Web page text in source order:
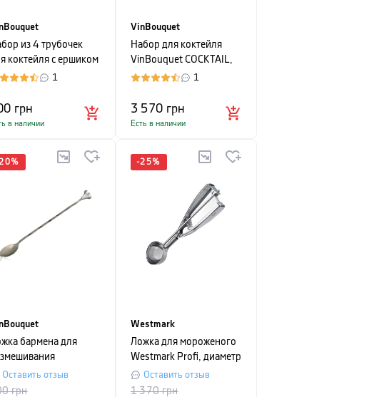
из 4 трубочек
коктейля с ершиком
COCKTAIL,
5
1
грн
в наличии
VinBouquet
Набор для коктейля
VinBouquet COCKTAIL,
серебристый, 31
3 570 грн
Есть в наличии
%
бармена для
COCKTAIL,
Оставить отзыв
грн
-25%
Westmark
Ложка для мороженого
Westmark Profi, диаметр
5 см, серебристый
Оставить отзыв
1 370грн